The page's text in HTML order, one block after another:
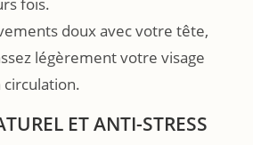
doux avec votre tête,
légèrement votre visage
ET ANTI-STRESS